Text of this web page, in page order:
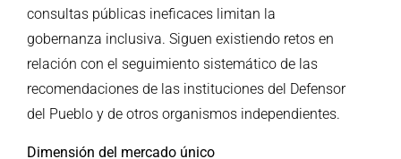
consultas públicas ineficaces limitan la
gobernanza inclusiva. Siguen existiendo retos en
relación con el seguimiento sistemático de las
recomendaciones de las instituciones del Defensor
del Pueblo y de otros organismos independientes.
Dimensión del mercado único